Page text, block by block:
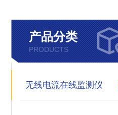
产品分类
PRODUCTS
无线电流在线监测仪